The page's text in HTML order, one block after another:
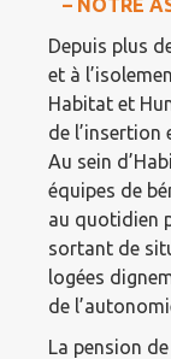
– NOTRE
Depuis plus
et à
Habitat et
de l’insertion
Au sein
équipes de
au quotidien
sortant de
logées
de
La pension